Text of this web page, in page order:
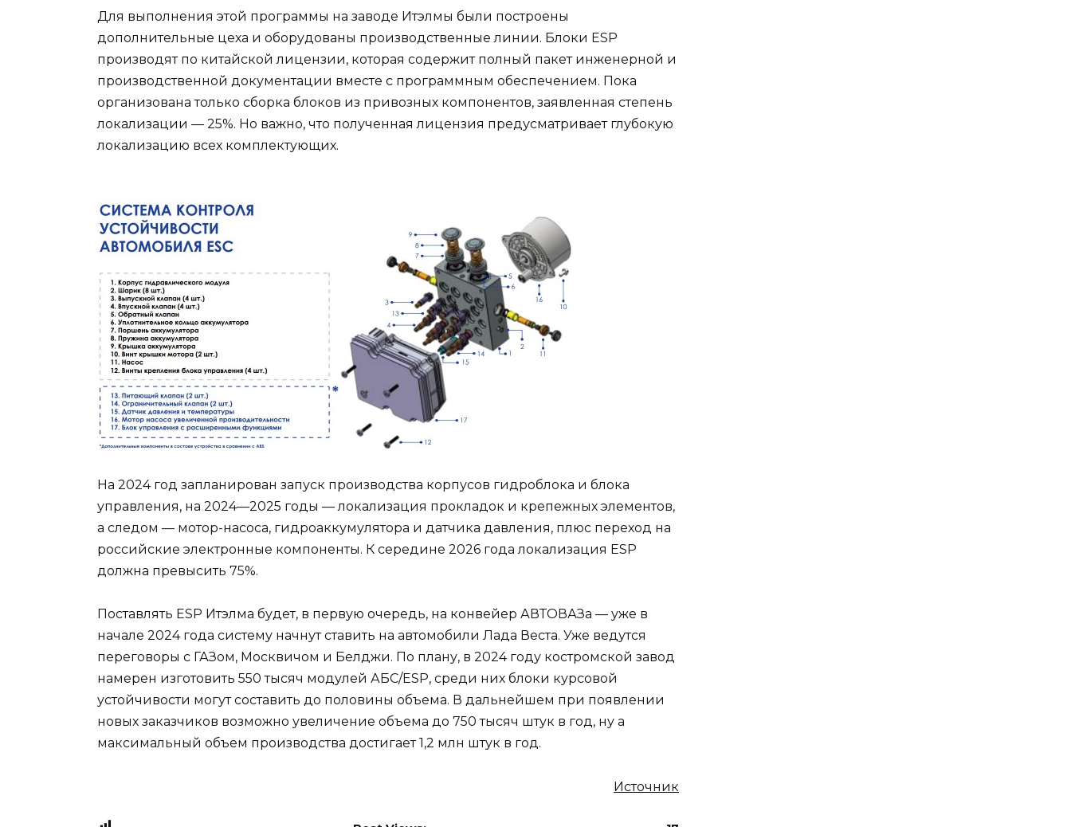
Для выполнения этой программы на заводе Итэлмы были построены
дополнительные цеха и оборудованы производственные линии. Блоки ESP
производят по китайской лицензии, которая содержит полный пакет инженерной и
производственной документации вместе с программным обеспечением. Пока
организована только сборка блоков из привозных компонентов, заявленная степень
локализации — 25%. Но важно, что полученная лицензия предусматривает глубокую
локализацию всех комплектующих.
На 2024 год запланирован запуск производства корпусов гидроблока и блока
управления, на 2024—2025 годы — локализация прокладок и крепежных элементов,
а следом — мотор-насоса, гидроаккумулятора и датчика давления, плюс переход на
российские электронные компоненты. К середине 2026 года локализация ESP
должна превысить 75%.
Поставлять ESP Итэлма будет, в первую очередь, на конвейер АВТОВАЗа — уже в
начале 2024 года систему начнут ставить на автомобили Лада Веста. Уже ведутся
переговоры с ГАЗом, Москвичом и Белджи. По плану, в 2024 году костромской завод
намерен изготовить 550 тысяч модулей АБС/ESP, среди них блоки курсовой
устойчивости могут составить до половины объема. В дальнейшем при появлении
новых заказчиков возможно увеличение объема до 750 тысяч штук в год, ну а
максимальный объем производства достигает 1,2 млн штук в год.
Источник